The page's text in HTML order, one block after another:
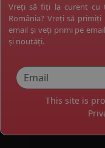
Vreți să fiți la curent cu
România? Vreți să
email și veți primi pe
și noutăți.
This site is